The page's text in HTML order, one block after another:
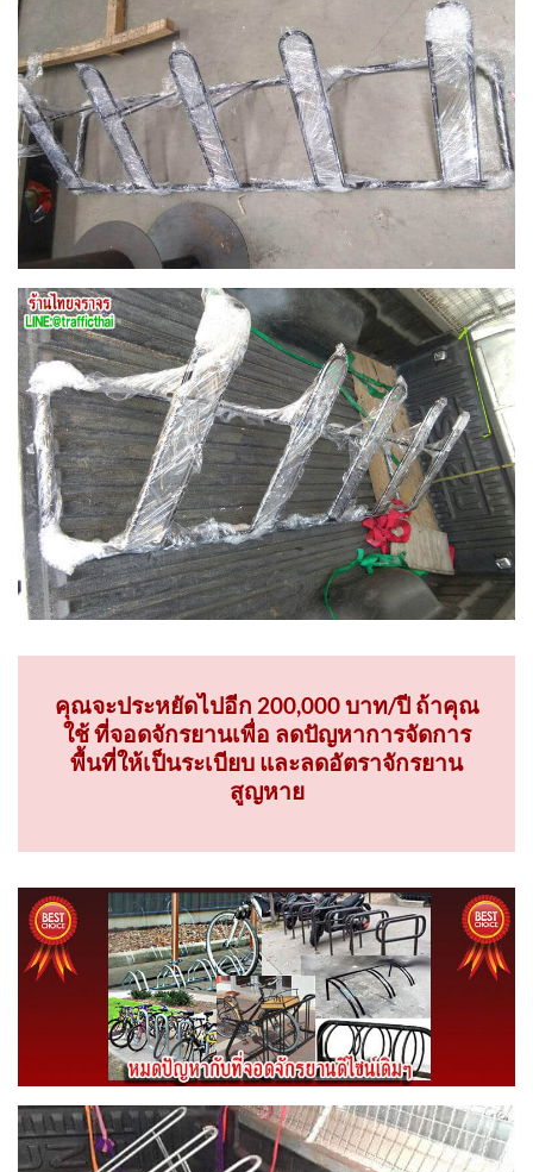
คุณจะประหยัดไปอีก 200,000 บาท/ปี ถ้าคุณ
ใช้ ที่จอดจักรยานเพื่อ ลดปัญหาการจัดการ
พื้นที่ให้เป็นระเบียบ และลดอัตราจักรยาน
สูญหาย